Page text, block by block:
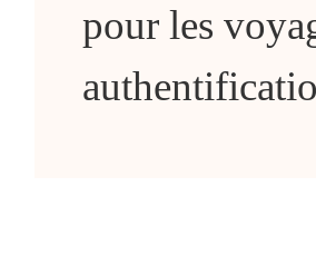
pour les